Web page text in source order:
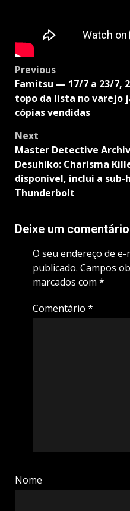
Post
navigation
Previous
Famitsu — 17/7 a 23/7,
topo da lista no varejo
cópias vendidas
Next
Master Detective
Desuhiko: Charisma
disponível, inclui a
Thunderbolt
Deixe um comentário
O seu endereço de
publicado. Campos
marcados com *
Comentário *
Nome